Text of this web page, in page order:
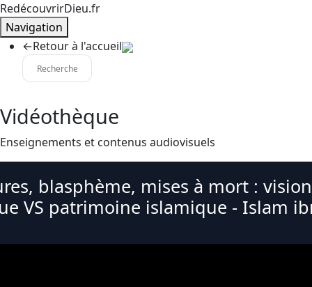
RedécouvrirDieu.fr
Navigation
←Retour à l'accueil
Vidéothèque
Enseignements et contenus audiovisuels
blasphème, mises à mort : vision
VS patrimoine islamique - Islam